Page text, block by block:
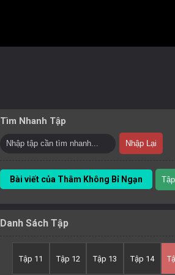
Tìm Nhanh Tập
Nhập Lại
Bài viết của Thâm Không Bỉ Ngạn
Danh Sách Tập
Tập 14
Tập 13
Tập 12
Tập 11